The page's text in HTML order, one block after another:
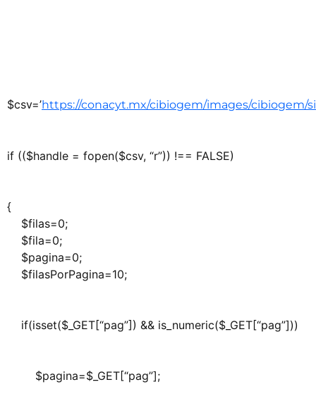
$csv=’https://conacyt.mx/cibiogem/images/cibiogem/
if (($handle = fopen($csv, “r”)) !== FALSE)
{
$filas=0;
$fila=0;
$pagina=0;
$filasPorPagina=10;
if(isset($_GET[“pag”]) && is_numeric($_GET[“pag”]))
$pagina=$_GET[“pag”];